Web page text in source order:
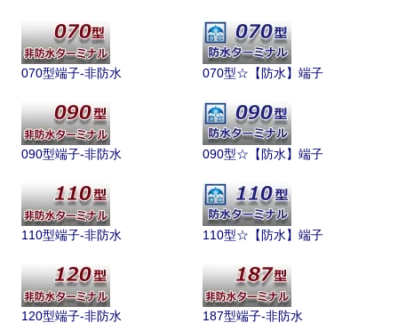
070型端子-非防水 070型☆【防水】端子
090型端子-非防水 090型☆【防水】端子
110型端子-非防水 110型☆【防水】端子
120型端子-非防水 187型端子-非防水